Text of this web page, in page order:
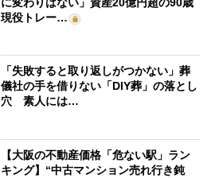
現役トレー…
「失敗すると取り返しがつかない」葬
儀社の手を借りない「DIY葬」の落とし
穴 素人には…
【大阪の不動産価格「危ない駅」ラン
キング】“中古マンション売れ行き鈍